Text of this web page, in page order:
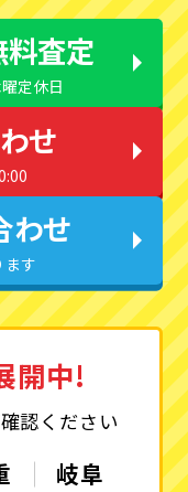
査定
定休日
せ
わせ
ます
開中!
認ください
岐阜